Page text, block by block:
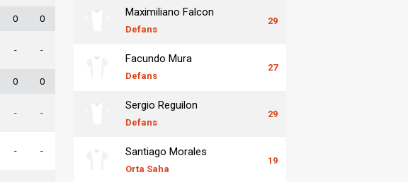
0 0
- -
0 0
- -
- -
Maximiliano Falcon
Defans
29
Facundo Mura
Defans
27
Sergio Reguilon
Defans
29
Santiago Morales
Orta Saha
19